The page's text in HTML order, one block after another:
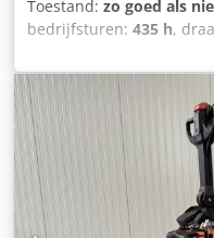
Toestand: zo goed als
bedrijfsturen: 435 h,
ECU 16 * Ravas
Forks:1150 x 580 mm
Capacity:1600 kg
/250 ah Options:Voorzien